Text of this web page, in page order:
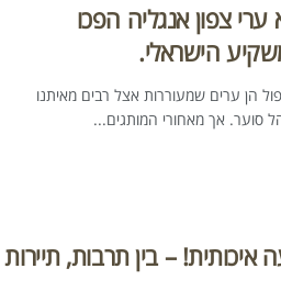
ערי צפון אנגליה הפכו
הישראלי.
הן ערים שמעוררות אצל רבים מאיתנו
סוער. אך מאחורי המותגים...
– בין תרבות, תיירות